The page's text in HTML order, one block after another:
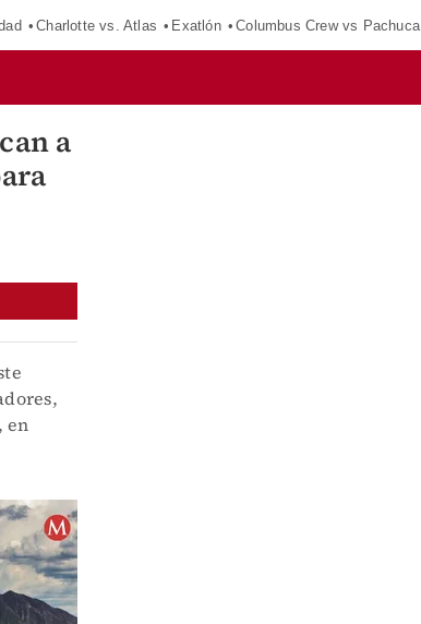
Charlotte vs. Atlas Exatlón Columbus Crew vs Pachuca
a
en